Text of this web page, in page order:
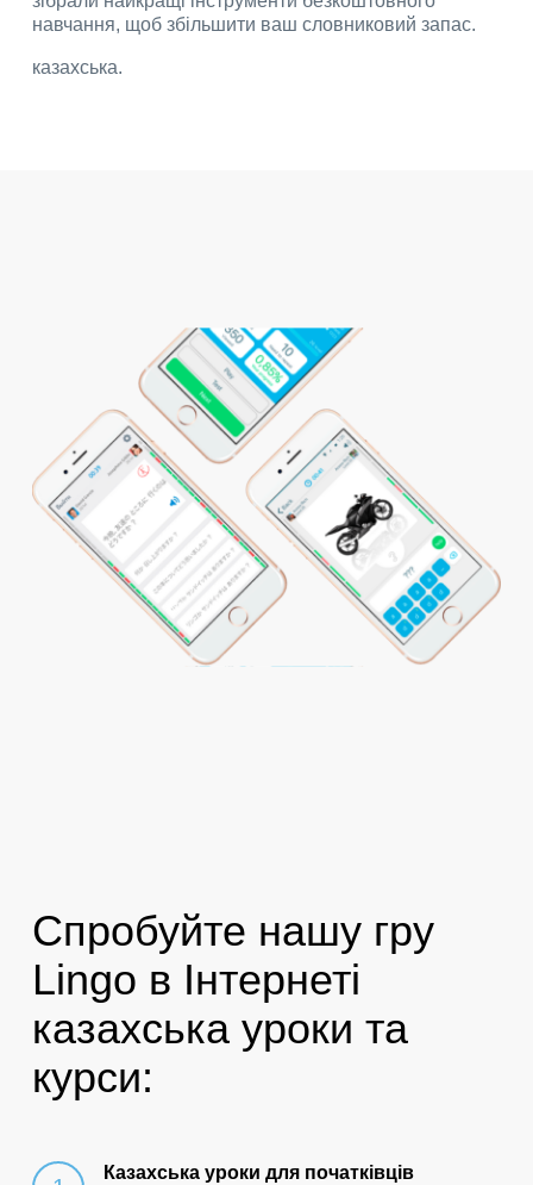
навчання, щоб збільшити ваш словниковий запас.
казахська.
Спробуйте нашу гру
Lingo в Інтернеті
казахська уроки та
курси:
Казахська уроки для початківців